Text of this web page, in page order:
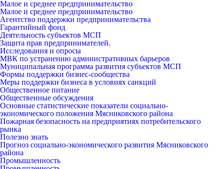
Малое и среднее предпринимательство
Малое и среднее предпринимательство
Агентство поддержки предпринимательства
Гарантийный фонд
Деятельность субъектов МСП
Защита прав предпринимателей.
Исследования и опросы
МВК по устранению административных барьеров
Муниципальная программа развития субъектов МСП
Формы поддержки бизнес-сообщества
Меры поддержки бизнеса в условиях санкций
Общественное питание
Общественные обсуждения
Основные статистические показатели социально-
экономического положения Мясниковского района
Пожарная безопасность на предприятиях потребительского
рынка
Полезно знать
Прогноз социально-экономического развития Мясниковского
района
Промышленность